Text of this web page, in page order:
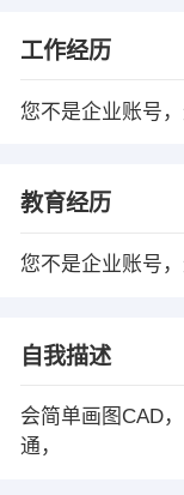
工作经历
您不是企业账号
教育经历
您不是企业账号
自我描述
会简单画图CAD
通，